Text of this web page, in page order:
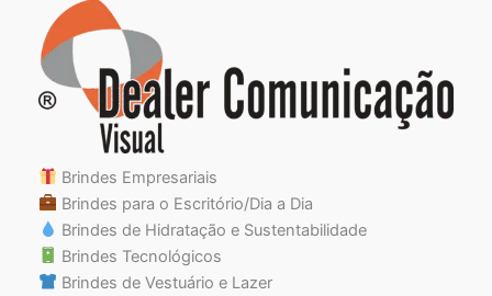
Brindes Empresariais
Brindes para o Escritório/Dia a Dia
Brindes de Hidratação e Sustentabilidade
Brindes Tecnológicos
Brindes de Vestuário e Lazer